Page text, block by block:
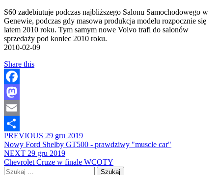
S60 zadebiutuje podczas najbliższego Salonu Samochodowego w
Genewie, podczas gdy masowa produkcja modelu rozpocznie się
latem 2010 roku. Tym samym nowe Volvo trafi do salonów
sprzedaży pod koniec 2010 roku.
2010-02-09
Share this
Facebook
Mastodon
Email
Share
PREVIOUS 29 gru 2019
Nowy Ford Shelby GT500 - prawdziwy "muscle car"
NEXT 29 gru 2019
Chevrolet Cruze w finale WCOTY
Szukaj: